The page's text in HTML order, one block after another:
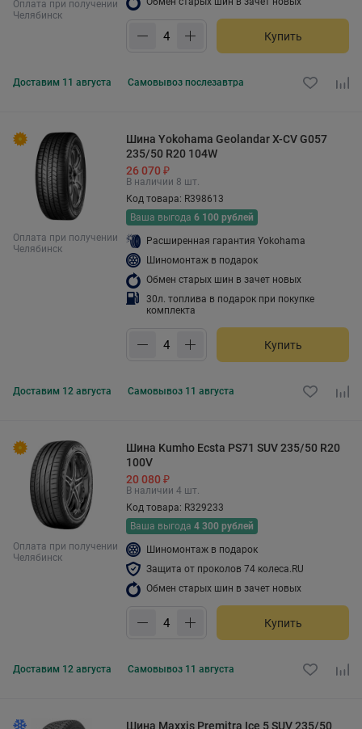
Оплата при получении
Челябинск
Купить
Доставим 11 августа Самовывоз послезавтра
Оплата при получении
Челябинск
Шина Yokohama Geolandar X-CV G057
235/50 R20 104W
26 070 ₽
В наличии 8 шт.
Код товара: R398613
Ваша выгода 6 100 рублей
Расширенная гарантия Yokohama
Шиномонтаж в подарок
Обмен старых шин в зачет новых
30л. топлива в подарок при покупке
комплекта
Купить
Доставим 12 августа Самовывоз 11 августа
Оплата при получении
Челябинск
Шина Kumho Ecsta PS71 SUV 235/50 R20
100V
20 080 ₽
В наличии 4 шт.
Код товара: R329233
Ваша выгода 4 300 рублей
Шиномонтаж в подарок
Защита от проколов 74 колеса.RU
Обмен старых шин в зачет новых
Купить
Доставим 12 августа Самовывоз 11 августа
Шина Maxxis Premitra Ice 5 SUV 235/50